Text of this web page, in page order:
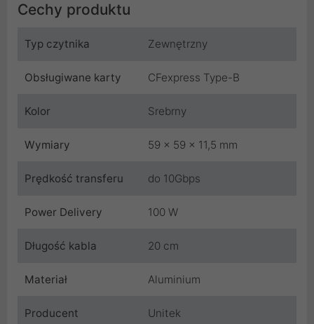
Cechy produktu
Typ czytnika Zewnętrzny
Obsługiwane karty CFexpress Type-B
Kolor Srebrny
Wymiary 59 x 59 x 11,5 mm
Prędkość transferu do 10Gbps
Power Delivery 100 W
Długość kabla 20 cm
Materiał Aluminium
Producent Unitek